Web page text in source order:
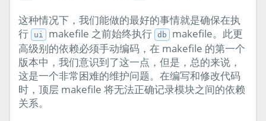
这种情况下，我们能做的最好的事情就是确保在执
行
ui makefile 之前始终执行 db
makefile。此更
高级别的依赖必须手动编码，在 makefile 的第一个
版本中，我们意识到了这一点，但是，总的来说，
这是一个非常困难的维护问题。在编写和修改代码
时，顶层 makefile 将无法正确记录模块之间的依赖
关系。